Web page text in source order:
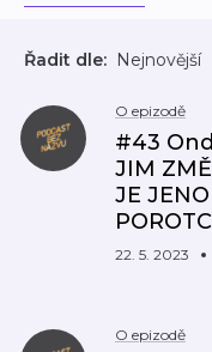
Řadit dle: Nejnovější
O epizodě
#43
JIM
JE
22. 5. 2023
O epizodě